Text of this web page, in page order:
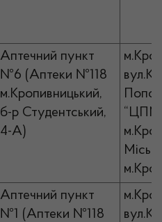
Аптечний пункт
№6 (Аптеки №118
м.Кропивницький,
б-р Студентський,
4-А)
Аптечний пункт
№1 (Аптеки №118